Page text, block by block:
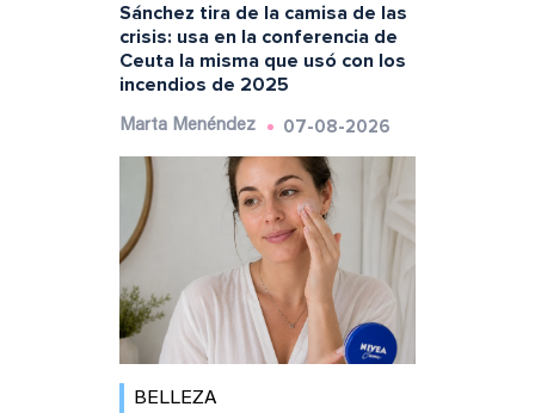
Sánchez tira de la camisa de las
crisis: usa en la conferencia de
Ceuta la misma que usó con los
incendios de 2025
Marta Menéndez 07-08-2026
BELLEZA